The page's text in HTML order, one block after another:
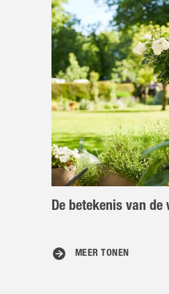
De betekenis van
MEER TONEN